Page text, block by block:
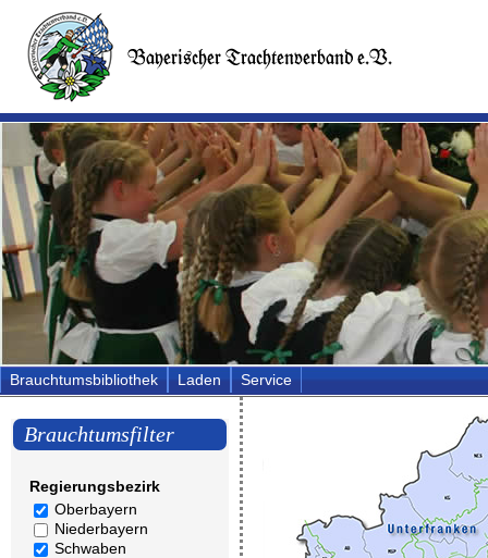
Brauchtumsbibliothek Laden Service
Brauchtumsfilter
Regierungsbezirk
Oberbayern
Niederbayern
Schwaben